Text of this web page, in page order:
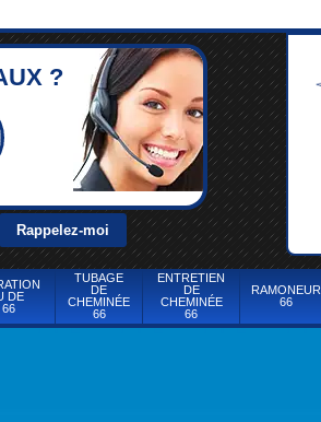
?
DE
TUBAGE
DE
CHEMINÉE
66
ENTRETIEN
DE
CHEMINÉE
66
RAMONEUR
66